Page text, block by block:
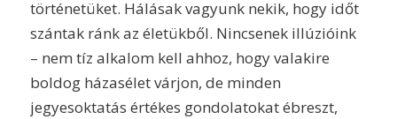
történetüket. Hálásak vagyunk nekik, hogy időt
szántak ránk az életükből. Nincsenek illúzióink
– nem tíz alkalom kell ahhoz, hogy valakire
boldog házasélet várjon, de minden
jegyesoktatás értékes gondolatokat ébreszt,